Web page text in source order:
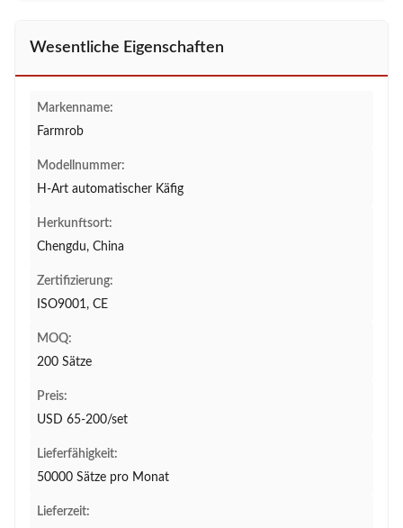
Wesentliche Eigenschaften
Markenname:
Farmrob
Modellnummer:
H-Art automatischer Käfig
Herkunftsort:
Chengdu, China
Zertifizierung:
ISO9001, CE
MOQ:
200 Sätze
Preis:
USD 65-200/set
Lieferfähigkeit:
50000 Sätze pro Monat
Lieferzeit: